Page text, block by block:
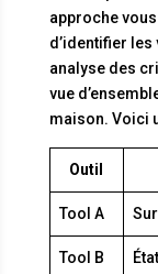
approche
d’identifier les
analyse des
vue
maison. Voici
Outil
Tool A
Tool B